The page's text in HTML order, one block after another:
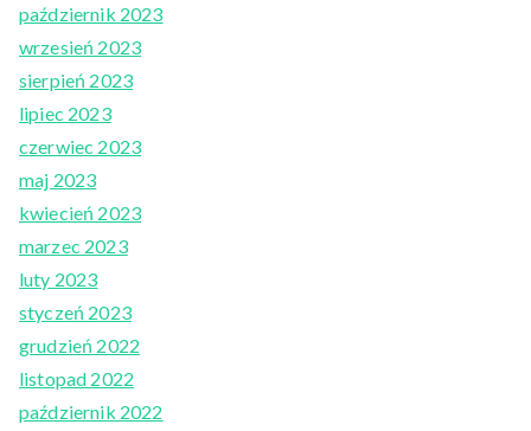
październik 2023
wrzesień 2023
sierpień 2023
lipiec 2023
czerwiec 2023
maj 2023
kwiecień 2023
marzec 2023
luty 2023
styczeń 2023
grudzień 2022
listopad 2022
październik 2022